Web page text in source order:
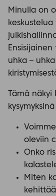
Minulla on
uhka –
Tämä näkyi
oleviin
Onko
Miten